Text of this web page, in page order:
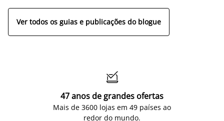
Ver todos os guias e publicações do blogue

47 anos de grandes ofertas
Mais de 3600 lojas em 49 países ao
redor do mundo.